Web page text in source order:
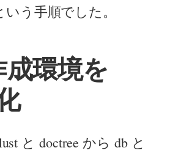
う手順でした。
環境を
と doctree から db と